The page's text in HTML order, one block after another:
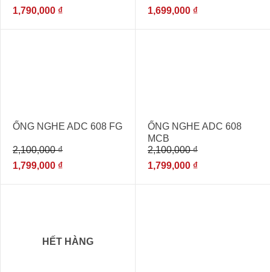
1,790,000 ₫ 1,699,000 ₫
ỐNG NGHE ADC 608 FG
2,100,000₫
1,799,000 ₫
ỐNG NGHE ADC 608
MCB
2,100,000₫
1,799,000 ₫
HẾT HÀNG